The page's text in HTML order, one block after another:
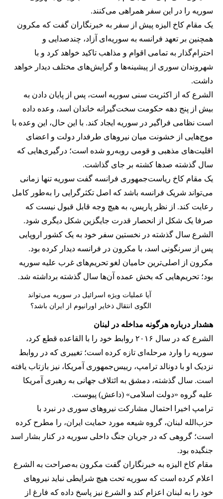
سوریه را در این سفر همراهی می‌کنند.
یک مقام کاخ الیزه پیش از سفر به خبرنگاران گفت که مکرون
همچنین بر تعهد فرانسه به سوریه‌ای آزاد، چندصدایی و
احترام‌گذار به تمامی اقوام و مذاهب تاکید خواهد کرد و با
شهروندان سوری از پیشینه‌ها و گرایش‌های مختلف دیدار خواهد
داشت.
الشرع که از اکثریت سنی سوریه است، پس از پایان دادن به
بیش از پنج دهه حکومت سخت‌گیرانه خاندان اسد، وعده داده
است نظامی فراگیر در سوریه ایجاد کند. با این حال، این وعده با
موج‌هایی از خشونت میان نیروهای طرفدار دولت و اعضای
اقلیت‌های مذهبی و قومی روبه‌رو شده است؛ درگیری‌هایی که
سال گذشته صدها کشته بر جای گذاشت.
یک مقام کاخ ریاست‌جمهوری فرانسه گفت سوریه تنها زمانی
می‌تواند شریک فرانسه باشد که اصل تکثرگرایی را به‌طور کامل
رعایت کند. از نظر پاریس، به هیچ وجه قابل قبول نیست که
صرفا یک شکل از انحصار قدرت جایگزین شکل دیگری شود.
الشرع سال گذشته در نخستین سفر خود به یک کشور اروپایی
پس از سرنگونی اسد، با مکرون در فرانسه دیدار کرده بود.
مکرون از اصلی‌ترین حامیان لغو تحریم‌های غرب علیه سوریه
بود؛ تحریم‌هایی که بخش عمده آن‌ها سال گذشته برداشته شد.
آیا عملیات ویژه اسرائیل در سوریه می‌تواند
الگوی انتقال ذخایر اورانیوم از ایران باشد؟
هشدار درباره هرگونه مداخله در لبنان
الشرع که در سال ۲۰۱۶ روابط خود را با القاعده قطع کرد،
سوریه را وارد مرحله‌ای تازه کرده است؛ تغییری که در روابط
نزدیک او با دونالد ترامپ، رییس‌جمهوری آمریکا، نیز بازتاب یافته
است. سال گذشته، دمشق به ائتلاف جهانی به رهبری آمریکا
علیه گروه «دولت اسلامی» (داعش) پیوست.
ترامپ اخیرا احتمال مشارکت نیروهای سوری در نبرد با
حزب‌الله لبنان، گروه شیعه مورد حمایت ایران، را مطرح کرده
است؛ گروهی که در جریان جنگ داخلی سوریه در کنار بشار اسد
جنگیده بود.
مقام کاخ الیزه به خبرنگاران گفت مکرون به‌صراحت به الشرع
اعلام کرده است که سوریه تحت هیچ شرایطی نباید نیروهای
خود را به لبنان اعزام کند و الشرع نیز پاسخ داده که فارغ از